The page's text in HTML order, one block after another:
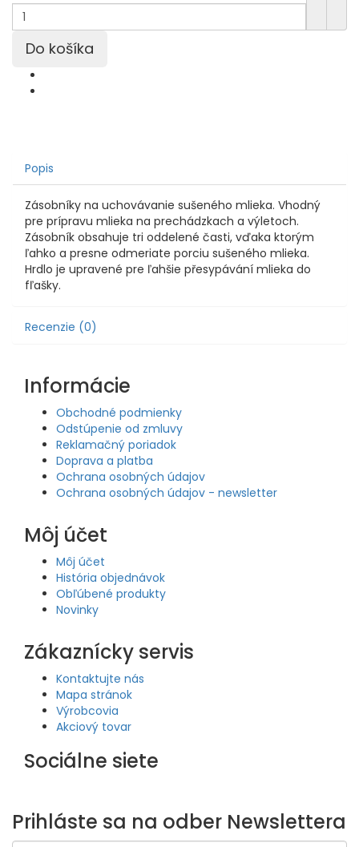
Popis
Zásobníky na uchovávanie sušeného mlieka. Vhodný
pre prípravu mlieka na prechádzkach a výletoch.
Zásobník obsahuje tri oddelené časti, vďaka ktorým
ľahko a presne odmeriate porciu sušeného mlieka.
Hrdlo je upravené pre ľahšie přesypávání mlieka do
fľašky.
Recenzie (0)
Informácie
Obchodné podmienky
Odstúpenie od zmluvy
Reklamačný poriadok
Doprava a platba
Ochrana osobných údajov
Ochrana osobných údajov - newsletter
Môj účet
Môj účet
História objednávok
Obľúbené produkty
Novinky
Zákaznícky servis
Kontaktujte nás
Mapa stránok
Výrobcovia
Akciový tovar
Sociálne siete
Prihláste sa na odber Newslettera